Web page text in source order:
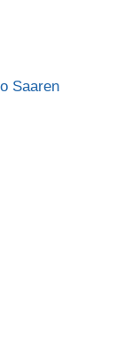
Saaren